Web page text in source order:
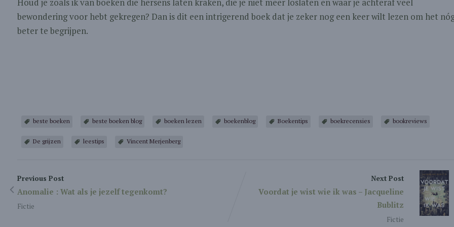
bewondering voor hebt gekregen? Dan is dit een intrigerend boek dat je zeker nog een keer wilt lezen om het
beter te begrijpen.
beste boeken beste boeken blog boeken lezen boekenblog Boekentips boekrecensies bookreviews
De grijzen leestips Vincent Merjenberg
Previous Post
Anomalie : Wat als je jezelf tegenkomt?
Fictie
Next Post
Voordat je wist wie ik was – Jacqueline
Bublitz
Fictie